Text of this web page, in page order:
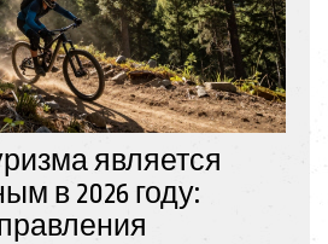
является
в 2026 году: